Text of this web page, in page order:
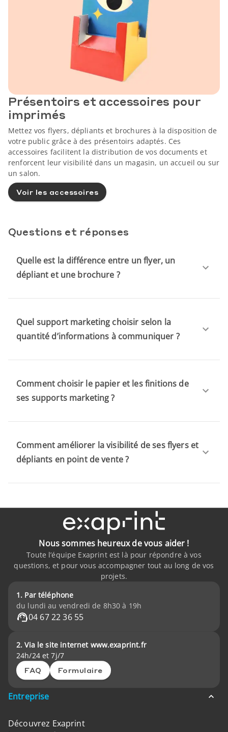
Présentoirs et accessoires pour
imprimés
Mettez vos flyers, dépliants et brochures à la disposition de
votre public grâce à des présentoirs adaptés. Ces
accessoires facilitent la distribution de vos documents et
renforcent leur visibilité dans un magasin, un accueil ou sur
un salon.
Voir les accessoires
Questions et réponses
Quelle est la différence entre un flyer, un
dépliant et une brochure ?
Quel support marketing choisir selon la
quantité d’informations à communiquer ?
Comment choisir le papier et les finitions de
ses supports marketing ?
Comment améliorer la visibilité de ses flyers et
dépliants en point de vente ?
Nous sommes heureux de vous aider !
Toute l’équipe Exaprint est là pour répondre à vos
questions, et pour vous accompagner tout au long de vos
projets.
1. Par téléphone
du lundi au vendredi de 8h30 à 19h
04 67 22 36 55
2. Via le site internet www.exaprint.fr
24h/24 et 7j/7
FAQ Formulaire
Entreprise
Découvrez Exaprint